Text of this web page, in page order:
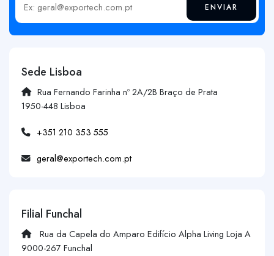
Insira o seu email ENVIAR
Sede Lisboa
Rua Fernando Farinha nº 2A/2B Braço de Prata
1950-448 Lisboa
+351 210 353 555
geral@exportech.com.pt
Filial Funchal
Rua da Capela do Amparo Edifício Alpha Living Loja A
9000-267 Funchal